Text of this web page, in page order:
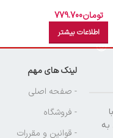
تومان779.700
اطلاعات بیشتر
به
لینک های مهم
- صفحه اصلی
- فروشگاه
- قوانین و مقررات